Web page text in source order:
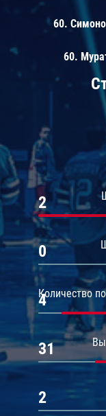
2
0
Количество
4
31
2
60.
60.